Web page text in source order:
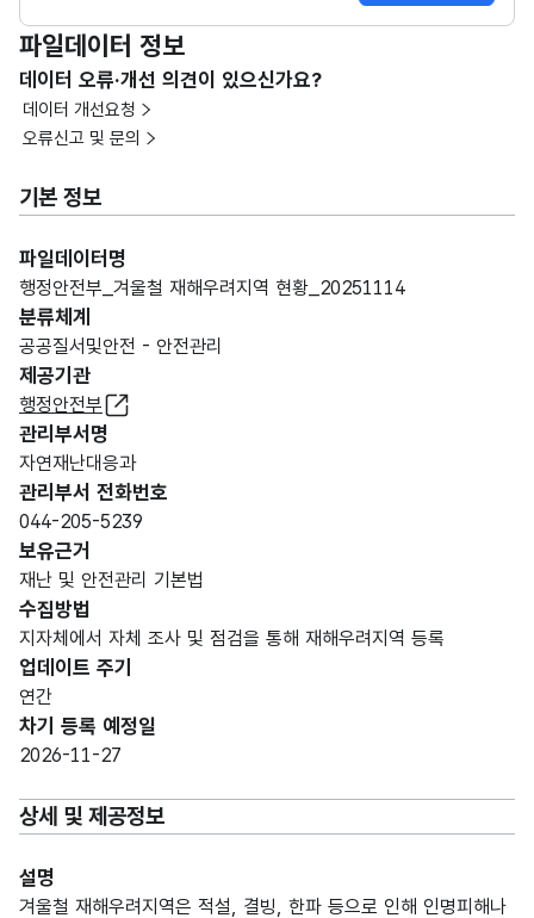
파일데이터 정보
데이터 오류·개선 의견이 있으신가요?
데이터 개선요청
오류신고 및 문의
기본 정보
파일데이터명
행정안전부_겨울철 재해우려지역 현황_20251114
분류체계
공공질서및안전 - 안전관리
제공기관
행정안전부
관리부서명
자연재난대응과
관리부서 전화번호
044-205-5239
보유근거
재난 및 안전관리 기본법
수집방법
지자체에서 자체 조사 및 점검을 통해 재해우려지역 등록
업데이트 주기
연간
차기 등록 예정일
2026-11-27
상세 및 제공정보
설명
겨울철 재해우려지역은 적설, 결빙, 한파 등으로 인해 인명피해나